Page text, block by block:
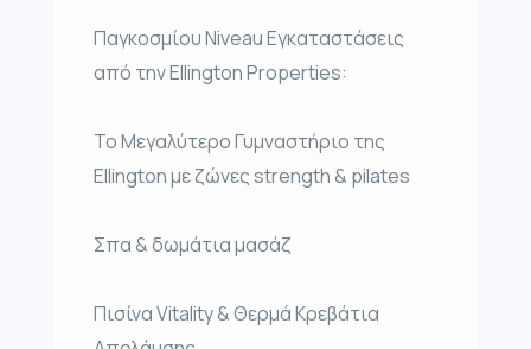
Παγκοσμίου Νiveau Εγκαταστάσεις
από την Ellington Properties:
Το Μεγαλύτερο Γυμναστήριο της
Ellington με ζώνες strength & pilates
Σπα & δωμάτια μασάζ
Πισίνα Vitality & Θερμά Κρεβάτια